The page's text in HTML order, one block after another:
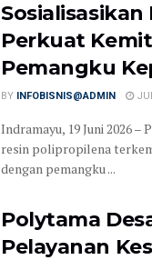
Perkuat
Pemangku
BY INFOBISNIS@ADMIN
Indramayu, 19 Juni 2026
resin polipropilena
dengan pemangku ...
Polytama
Pelayanan